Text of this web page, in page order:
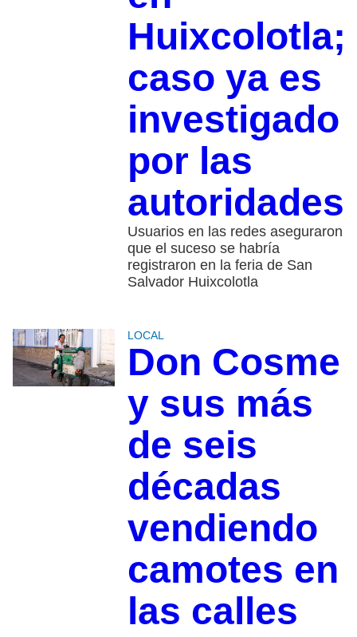
Huixcolotla;
caso ya es
investigado
por las
autoridades
Usuarios en las redes aseguraron
que el suceso se habría
registraron en la feria de San
Salvador Huixcolotla
LOCAL
Don Cosme
y sus más
de seis
décadas
vendiendo
camotes en
las calles